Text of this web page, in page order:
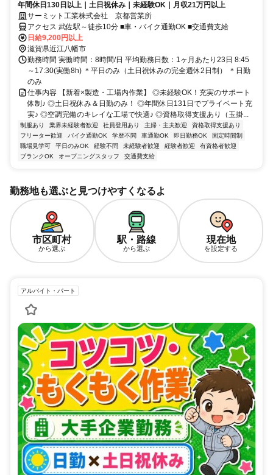
年間休日130日以上｜土日祝休み｜未経験OK｜月収21万円以上
サーミット工業株式会社 京都営業所
アクセス 武佐駅～徒歩10分 ■車・バイク通勤OK ■交通費支給
日給9,200円以上
滋賀県近江八幡市
勤務時間 実働時間：8時間/日 平均勤務日数：1ヶ月あたり23日 8:45
～17:30(実働8h) ＊平日のみ（土日祝休みの完全週休2日制） ＊日勤
のみ
仕事内容 【新着×製造・工場内作業】 ◎未経験OK！充実のサポート
体制♪ ◎土日祝休み＆日勤のみ！ ◎年間休日131日でプライベート充
実♪ ◎空調完備のキレイな工場で快適♪ ◎資格取得支援あり（玉掛...
制服あり 業界未経験者歓迎 社員登用あり 主婦・主夫歓迎
資格取得支援あり
フリーター歓迎
バイク通勤OK 学歴不問 車通勤OK 即日勤務OK
固定時間制
職場見学可
平日のみOK 経験不問 未経験者歓迎 経験者歓迎
有資格者歓迎
ブランクOK
オープニングスタッフ 交通費支給
勤務地も選ぶと見つけやすくなるよ
市区町村
から選ぶ
駅・路線
から選ぶ
現在地
を設定する
アルバイト・パート